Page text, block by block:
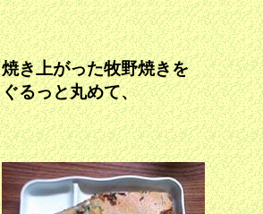
焼き上がった牧野焼きを
ぐるっと丸めて、